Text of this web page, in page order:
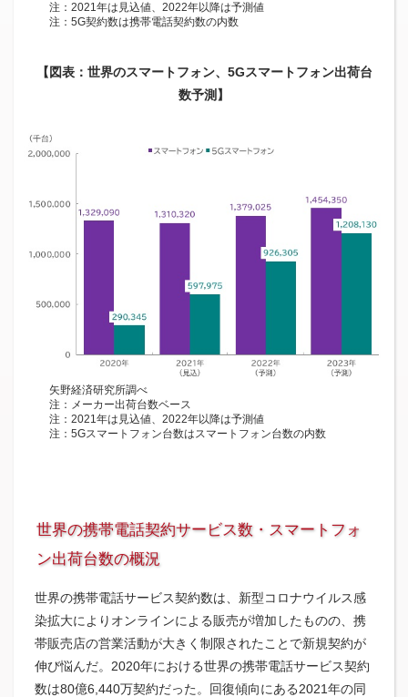
注：2021年は見込値、2022年以降は予測値
注：5G契約数は携帯電話契約数の内数
【図表：世界のスマートフォン、5Gスマートフォン出荷台
数予測】
矢野経済研究所調べ
注：メーカー出荷台数ベース
注：2021年は見込値、2022年以降は予測値
注：5Gスマートフォン台数はスマートフォン台数の内数
世界の携帯電話契約サービス数・スマートフォ
ン出荷台数の概況
世界の携帯電話サービス契約数は、新型コロナウイルス感
染拡大によりオンラインによる販売が増加したものの、携
帯販売店の営業活動が大きく制限されたことで新規契約が
伸び悩んだ。2020年における世界の携帯電話サービス契約
数は80億6,440万契約だった。回復傾向にある2021年の同